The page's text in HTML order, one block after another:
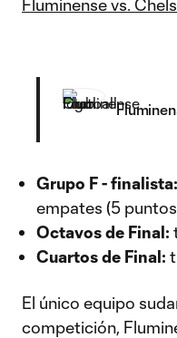
Fluminense vs.
Grupo F - finalista:
empates (5
Octavos de Final:
Cuartos de Final:
El único equipo
competición,